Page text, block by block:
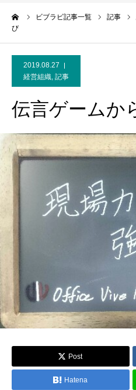
ビブラビ記事一覧 記事
び
2019.08.27
経営組織, 記事
伝言ゲームか
Post
Hatena